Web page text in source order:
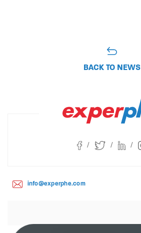
BACK TO NEWS
info@experphe.com